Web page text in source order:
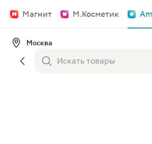
Магнит М.Косметик
Москва